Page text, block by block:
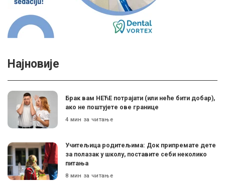
Најновије
Брак вам НЕЋЕ потрајати (или неће бити добар),
ако не поштујете ове границе
4 мин за читање
Учитељица родитељима: Док припремате дете
за полазак у школу, поставите себи неколико
питања
8 мин за читање